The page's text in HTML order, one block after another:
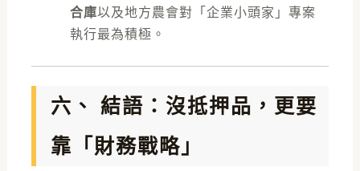
合庫以及地方農會對「企業小頭家」專案
執行最為積極。
六、 結語：沒抵押品，更要
靠「財務戰略」